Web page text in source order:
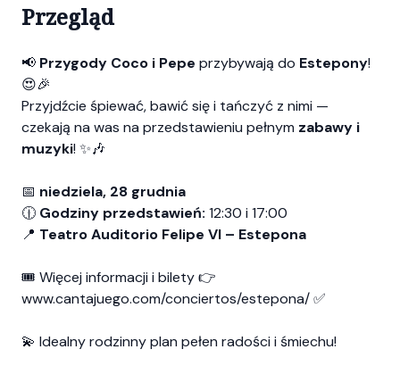
Przegląd
📢 Przygody Coco i Pepe przybywają do Estepony!
😍🎉
Przyjdźcie śpiewać, bawić się i tańczyć z nimi —
czekają na was na przedstawieniu pełnym zabawy i
muzyki! ✨🎶
📅 niedziela, 28 grudnia
🕧 Godziny przedstawień: 12:30 i 17:00
📍 Teatro Auditorio Felipe VI – Estepona
🎟️ Więcej informacji i bilety 👉
www.cantajuego.com/conciertos/estepona/✅
💫 Idealny rodzinny plan pełen radości i śmiechu!